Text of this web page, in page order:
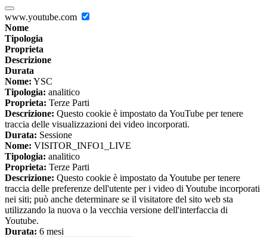
www.youtube.com
Nome
Tipologia
Proprieta
Descrizione
Durata
Nome: YSC
Tipologia: analitico
Proprieta: Terze Parti
Descrizione: Questo cookie è impostato da YouTube per tenere
traccia delle visualizzazioni dei video incorporati.
Durata: Sessione
Nome: VISITOR_INFO1_LIVE
Tipologia: analitico
Proprieta: Terze Parti
Descrizione: Questo cookie è impostato da Youtube per tenere
traccia delle preferenze dell'utente per i video di Youtube incorporati
nei siti; può anche determinare se il visitatore del sito web sta
utilizzando la nuova o la vecchia versione dell'interfaccia di
Youtube.
Durata: 6 mesi